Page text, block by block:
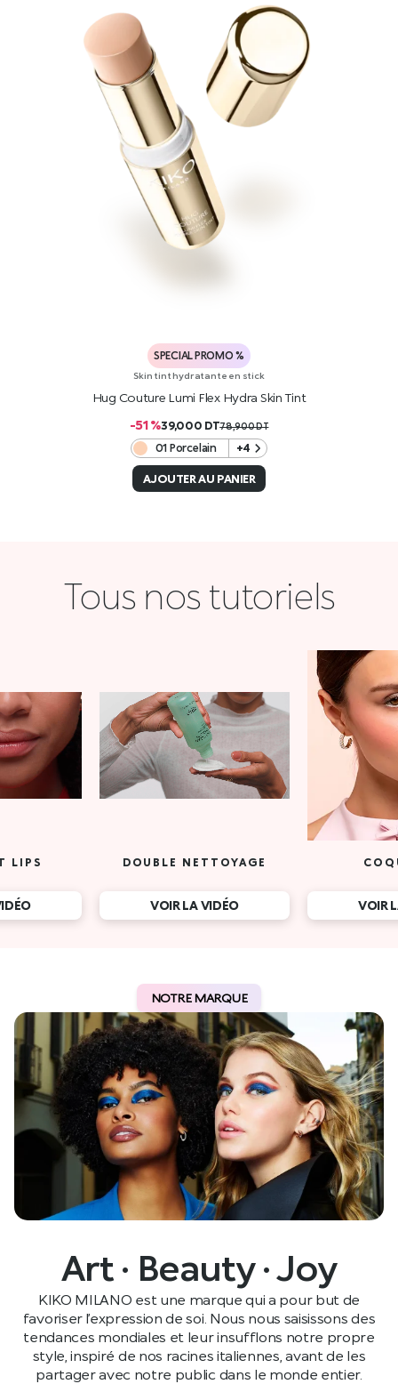
SPECIAL PROMO %
Skin tint hydratante en stick
Hug Couture Lumi Flex Hydra Skin Tint
-51 %39,000 DT78,900DT
01 Porcelain +4
AJOUTER AU PANIER
Tous nos tutoriels
LIPS DOUBLE NETTOYAGE
VOIR LA VIDÉO VOIR
NOTRE MARQUE
Art · Beauty · Joy
KIKO MILANO est une marque qui a pour but de
favoriser l’expression de soi. Nous nous saisissons des
tendances mondiales et leur insufflons notre propre
style, inspiré de nos racines italiennes, avant de les
partager avec notre public dans le monde entier.